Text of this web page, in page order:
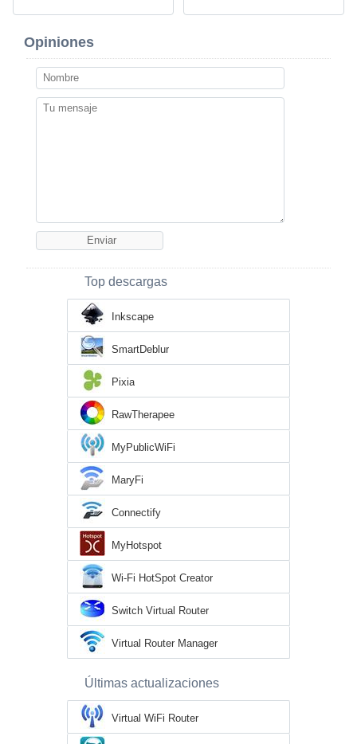
Opiniones
Top descargas
Inkscape
SmartDeblur
Pixia
RawTherapee
MyPublicWiFi
MaryFi
Connectify
MyHotspot
Wi-Fi HotSpot Creator
Switch Virtual Router
Virtual Router Manager
Últimas actualizaciones
Virtual WiFi Router